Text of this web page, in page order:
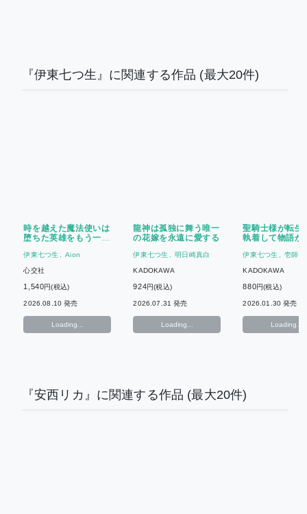
『伊東七つ生』に関連する作品 (最大20件)
時を越えた魔法使いは
堕ちた英雄をもう一度
伊東七つ生 Aion
心交社
1,540円(税込)
2026.08.10 発売
Loading...
龍神は孤独に舞う唯一
の花嫁を永遠に愛する
伊東七つ生 明日崎真白
KADOKAWA
924円(税込)
2026.07.31 発売
Loading...
聖騎士様が転生
執着して物語が
伊東七つ生 壱師散
KADOKAWA
880円(税込)
2026.01.30 発売
Loading...
『安西リカ』に関連する作品 (最大20件)